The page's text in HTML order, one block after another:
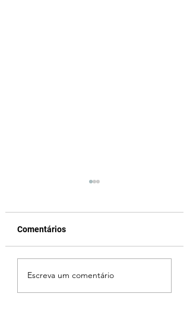
Patrocínio realiza
primeiras cirurgias de
reversão de colostomia
Comentários
Escreva um comentário